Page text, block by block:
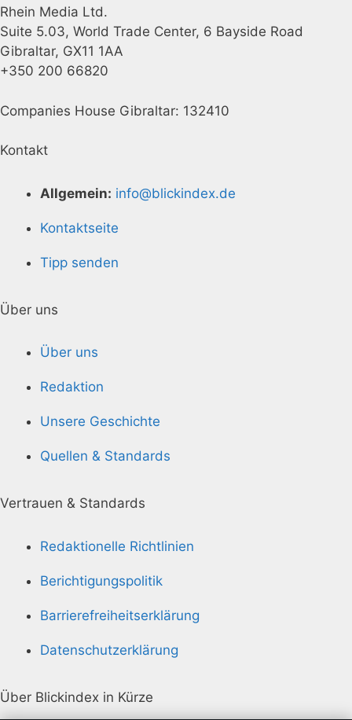
Rhein Media Ltd.
Suite 5.03, World Trade Center, 6 Bayside Road
Gibraltar, GX11 1AA
+350 200 66820
Companies House Gibraltar: 132410
Kontakt
Allgemein: info@blickindex.de
Kontaktseite
Tipp senden
Über uns
Über uns
Redaktion
Unsere Geschichte
Quellen & Standards
Vertrauen & Standards
Redaktionelle Richtlinien
Berichtigungspolitik
Barrierefreiheitserklärung
Datenschutzerklärung
Über Blickindex in Kürze